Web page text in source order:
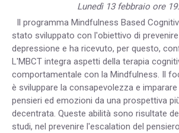
Lunedì 13 febbraio ore
Il programma Mindfulness Based
stato sviluppato con l'obiettivo di
depressione e ha ricevuto, per questo,
L'MBCT integra aspetti della terapia
comportamentale con la Mindfulness. Il
è sviluppare la consapevolezza e
pensieri ed emozioni da una prospettiva
decentrata. Queste abilità sono risultate
studi, nel prevenire l'escalation del